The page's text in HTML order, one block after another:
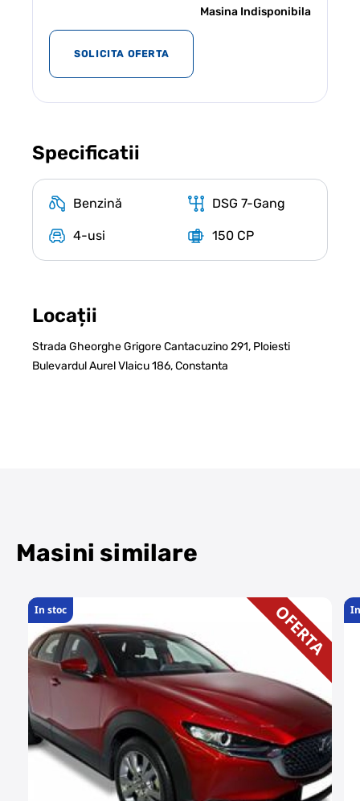
Masina Indisponibila
SOLICITA OFERTA
Specificatii
Benzină DSG 7-Gang
4-usi 150 CP
Locații
Strada Gheorghe Grigore Cantacuzino 291, Ploiesti
Bulevardul Aurel Vlaicu 186, Constanta
Masini similare
In stoc OFERTA